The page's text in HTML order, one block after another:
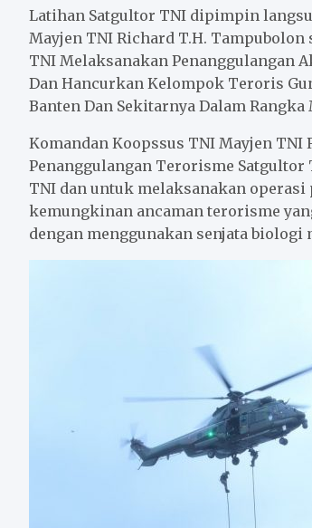
Latihan Satgultor TNI dipimpin
Mayjen TNI Richard T.H.
TNI Melaksanakan Penanggulangan
Dan Hancurkan Kelompok Teroris
Banten Dan Sekitarnya Dalam
Komandan Koopssus TNI Mayjen
Penanggulangan Terorisme
TNI dan untuk melaksanakan
kemungkinan ancaman terorisme
dengan menggunakan senjata biologi